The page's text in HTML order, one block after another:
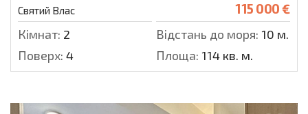
Святий Влас 115 000 €
Кімнат: 2 Відстань до моря: 10 м.
Поверх: 4 Площа: 114 кв. м.